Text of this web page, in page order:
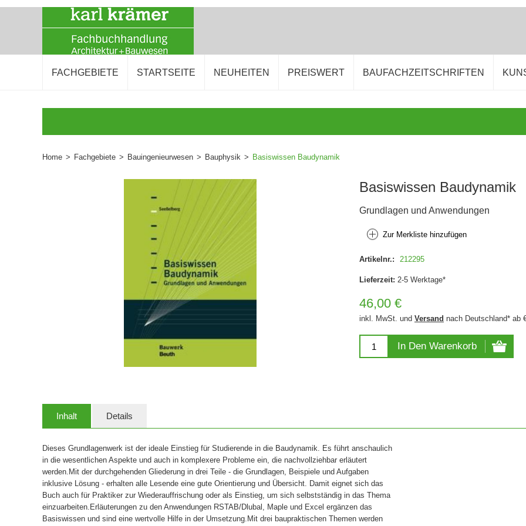
FACHGEBIETE STARTSEITE NEUHEITEN PREISWERT BAUFACHZEITSCHRIFTEN
Home > Fachgebiete > Bauingenieurwesen > Bauphysik > Basiswissen Baudynamik
Basiswissen Baudynamik
Grundlagen und Anwendungen
Zur Merkliste hinzufügen
Artikelnr.: 212295
Lieferzeit: 2-5 Werktage*
46,00 €
inkl. MwSt. und Versand nach Deutschland* ab
In Den Warenkorb
Inhalt Details
Dieses Grundlagenwerk ist der ideale Einstieg für Studierende in die Baudynamik. Es führt anschaulich
in die wesentlichen Aspekte und auch in komplexere Probleme ein, die nachvollziehbar erläutert
werden.Mit der durchgehenden Gliederung in drei Teile - die Grundlagen, Beispiele und Aufgaben
inklusive Lösung - erhalten alle Lesende eine gute Orientierung und Übersicht. Damit eignet sich das
Buch auch für Praktiker zur Wiederauffrischung oder als Einstieg, um sich selbstständig in das Thema
einzuarbeiten.Erläuterungen zu den Anwendungen RSTAB/Dlubal, Maple und Excel ergänzen das
Basiswissen und sind eine wertvolle Hilfe in der Umsetzung.Mit drei baupraktischen Themen werden